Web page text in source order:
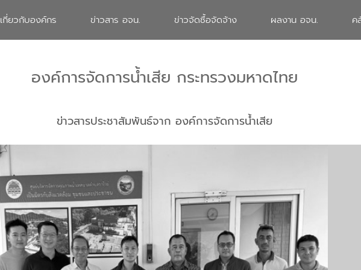
เกี่ยวกับองค์กร ข่าวสาร อจน. ข่าวจัดซื้อจัดจ้าง ผลงาน อจน. ค
องค์การจัดการน้ำเสีย กระทรวงมหาดไทย
ข่าวสารประชาสัมพันธ์จาก องค์การจัดการน้ำเสีย